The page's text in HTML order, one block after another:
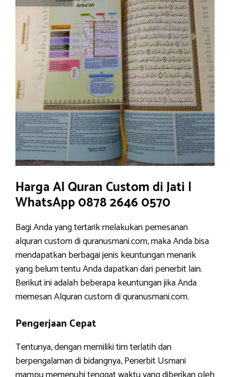
Harga Al Quran Custom di Jati |
WhatsApp 0878 2646 0570
Bagi Anda yang tertarik melakukan pemesanan
alquran custom di quranusmani.com, maka Anda bisa
mendapatkan berbagai jenis keuntungan menarik
yang belum tentu Anda dapatkan dari penerbit lain.
Berikut ini adalah beberapa keuntungan jika Anda
memesan Alquran custom di quranusmani.com.
Pengerjaan Cepat
Tentunya, dengan memiliki tim terlatih dan
berpengalaman di bidangnya, Penerbit Usmani